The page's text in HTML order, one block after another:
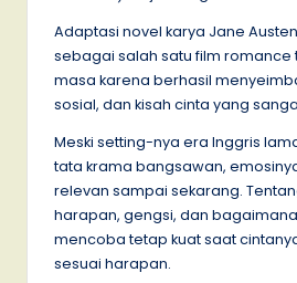
Adaptasi novel karya Jane
sebagai salah satu film romance
masa karena berhasil
sosial, dan kisah cinta yang
Meski setting-nya era Inggris
tata krama bangsawan,
relevan sampai sekarang.
harapan, gengsi, dan
mencoba tetap kuat saat
sesuai harapan.